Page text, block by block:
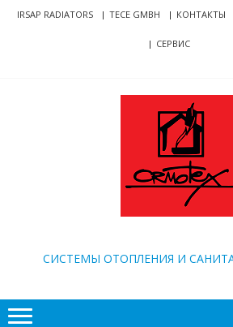
Skip
SkipIRSAP RADIATORS TECE GMBH КОНТАКТЫ
СЕРВИС
CИСТЕМЫ ОТОПЛЕНИЯ И